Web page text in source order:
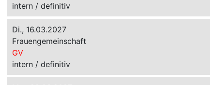
intern / definitiv
Di., 16.03.2027
Frauengemeinschaft
GV
intern / definitiv